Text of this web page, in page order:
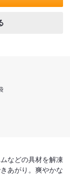
などの具材を解凍
あがり。爽やかな